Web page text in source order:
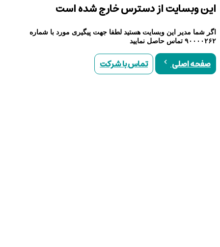
این وبسایت از دسترس خارج شده است
اگر شما مدیر این وبسایت هستید لطفا جهت پیگیری مورد با شماره
۹۰۰۰۰۲۶۲ تماس حاصل نمایید
صفحه اصلی تماس با شرکت